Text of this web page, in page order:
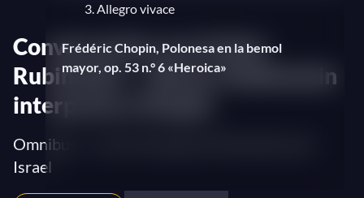
3. Allegro vivace
Frédéric Chopin, Polonesa en la bemol
mayor, op. 53 n.° 6 «Heroica»
Conversación con Arthur
Rubinstein — Bonus: Rubinstein
interpreta a Chopin
Omnibus – Con la Orquesta Filarmónica de
Israel